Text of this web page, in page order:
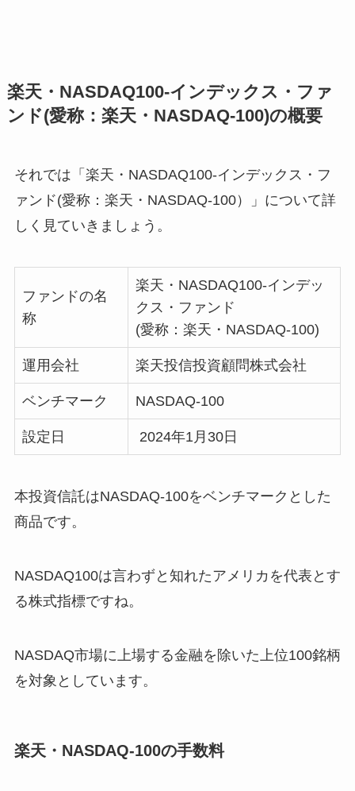
楽天・NASDAQ100-インデックス・ファ
ンド(愛称：楽天・NASDAQ-100)の概要
それでは「楽天・NASDAQ100-インデックス・フ
ァンド(愛称：楽天・NASDAQ-100）」について詳
しく見ていきましょう。
ファンドの名
称
楽天・NASDAQ100-インデッ
クス・ファンド
(愛称：楽天・NASDAQ-100)
運用会社 楽天投信投資顧問株式会社
ベンチマーク NASDAQ-100
設定日 2024年1月30日
本投資信託はNASDAQ-100をベンチマークとした
商品です。
NASDAQ100は言わずと知れたアメリカを代表とす
る株式指標ですね。
NASDAQ市場に上場する金融を除いた上位100銘柄
を対象としています。
楽天・NASDAQ-100の手数料